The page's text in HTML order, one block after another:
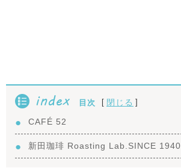
index 目次 [ 閉じる ]
CAFÉ 52
新田珈琲 Roasting Lab.SINCE 1940